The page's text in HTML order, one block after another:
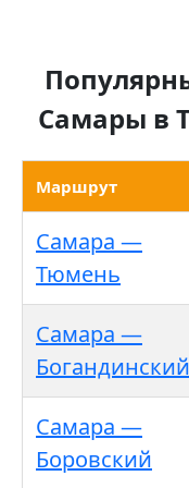
Самары в
Маршрут
Самара —
Тюмень
Самара —
Богандинский
Самара —
Боровский